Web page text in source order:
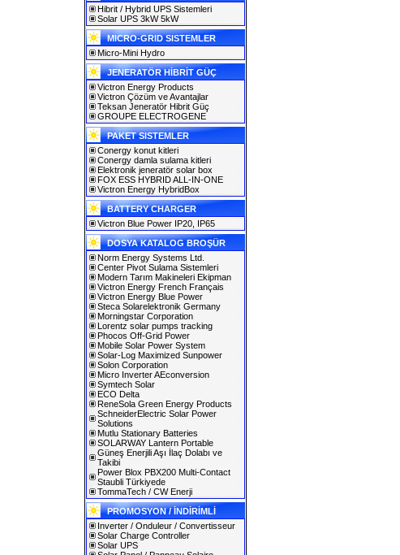
Hibrit / Hybrid UPS Sistemleri
Solar UPS 3kW 5kW
MICRO-GRID SISTEMLER
Micro-Mini Hydro
JENERATÖR HİBRİT GÜÇ
Victron Energy Products
Victron Çözüm ve Avantajlar
Teksan Jeneratör Hibrit Güç
GROUPE ELECTROGENE
PAKET SISTEMLER
Conergy konut kitleri
Conergy damla sulama kitleri
Elektronik jeneratör solar box
FOX ESS HYBRID ALL-IN-ONE
Victron Energy HybridBox
BATTERY CHARGER
Victron Blue Power IP20, IP65
DOSYA KATALOG BROŞÜR
Norm Energy Systems Ltd.
Center Pivot Sulama Sistemleri
Modern Tarım Makineleri Ekipman
Victron Energy French Français
Victron Energy Blue Power
Steca Solarelektronik Germany
Morningstar Corporation
Lorentz solar pumps tracking
Phocos Off-Grid Power
Mobile Solar Power System
Solar-Log Maximized Sunpower
Solon Corporation
Micro Inverter AEconversion
Symtech Solar
ECO Delta
ReneSola Green Energy Products
SchneiderElectric Solar Power
Solutions
Mutlu Stationary Batteries
SOLARWAY Lantern Portable
Güneş Enerjili Aşı İlaç Dolabı ve
Takibi
Power Blox PBX200 Multi-Contact
Staubli Türkiyede
TommaTech / CW Enerji
PROMOSYON / İNDİRİMLİ
Inverter / Onduleur / Convertisseur
Solar Charge Controller
Solar UPS